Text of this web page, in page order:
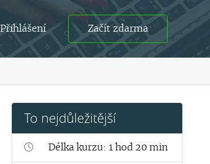
Přihlášení Začít zdarma
To nejdůležitější
Délka kurzu: 1 hod 20 min